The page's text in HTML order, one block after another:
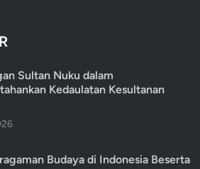
Sultan Nuku dalam
Kedaulatan Kesultanan
Budaya di Indonesia Beserta